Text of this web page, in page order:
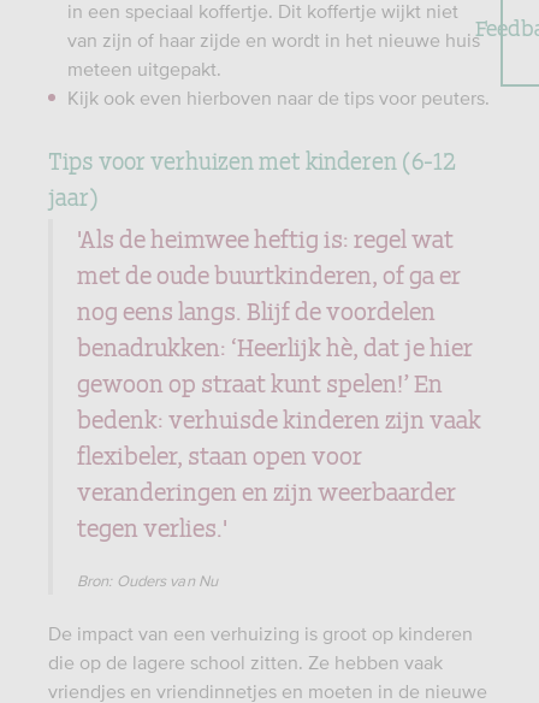
in een speciaal koffertje. Dit koffertje wijkt niet
van zijn of haar zijde en wordt in het nieuwe huis
meteen uitgepakt.
Kijk ook even hierboven naar de tips voor peuters.
Tips voor verhuizen met kinderen (6-12
jaar)
'Als de heimwee heftig is: regel wat
met de oude buurtkinderen, of ga er
nog eens langs. Blijf de voordelen
benadrukken: ‘Heerlijk hè, dat je hier
gewoon op straat kunt spelen!’ En
bedenk: verhuisde kinderen zijn vaak
flexibeler, staan open voor
veranderingen en zijn weerbaarder
tegen verlies.'
Bron: Ouders van Nu
De impact van een verhuizing is groot op kinderen
die op de lagere school zitten. Ze hebben vaak
vriendjes en vriendinnetjes en moeten in de nieuwe